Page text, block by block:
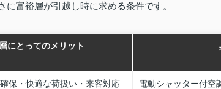
富裕層が引越し時に求める条件です。
にとってのメリット
保・快適な荷扱い・来客対応 電動シャッター付空